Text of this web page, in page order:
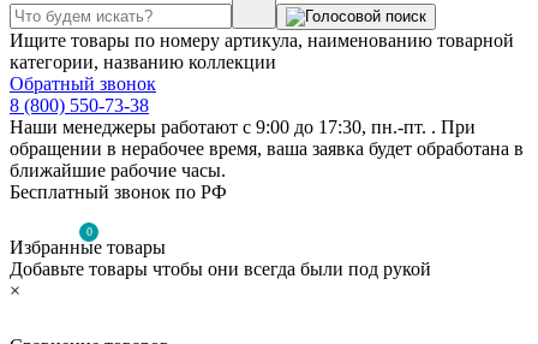
Ищите товары по номеру артикула, наименованию товарной
категории, названию коллекции
Обратный звонок
8 (800) 550-73-38
Наши менеджеры работают с 9:00 до 17:30, пн.-пт. . При
обращении в нерабочее время, ваша заявка будет обработана в
ближайшие рабочие часы.
Бесплатный звонок по РФ
0
Избранные товары
Добавьте товары чтобы они всегда были под рукой
×